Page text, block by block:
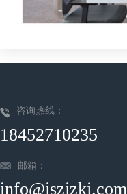
咨询热线：
18452710235
邮箱：
info@jszjzkj.com